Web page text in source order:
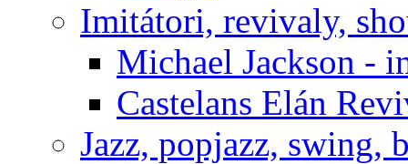
Imitátori, revivaly,
Michael Jackson -
Castelans Elán
Jazz, popjazz, swing,